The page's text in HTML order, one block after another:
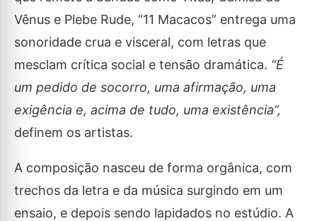
Vênus e Plebe Rude, “11 Macacos” entrega uma
sonoridade crua e visceral, com letras que
mesclam crítica social e tensão dramática. “É
um pedido de socorro, uma afirmação, uma
exigência e, acima de tudo, uma existência”,
definem os artistas.
A composição nasceu de forma orgânica, com
trechos da letra e da música surgindo em um
ensaio, e depois sendo lapidados no estúdio. A